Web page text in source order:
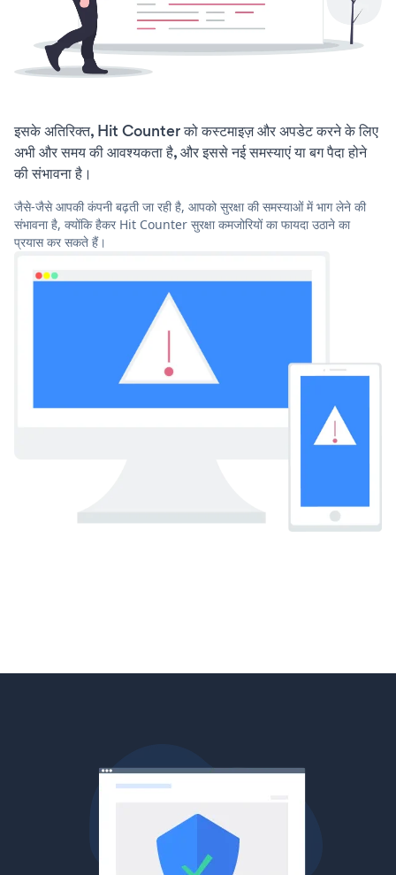
इसके अतिरिक्त, Hit Counter को कस्टमाइज़ और अपडेट करने के लिए
अभी और समय की आवश्यकता है, और इससे नई समस्याएं या बग पैदा होने
की संभावना है।
जैसे-जैसे आपकी कंपनी बढ़ती जा रही है, आपको सुरक्षा की समस्याओं में भाग लेने की
संभावना है, क्योंकि हैकर Hit Counter सुरक्षा कमजोरियों का फायदा उठाने का
प्रयास कर सकते हैं।